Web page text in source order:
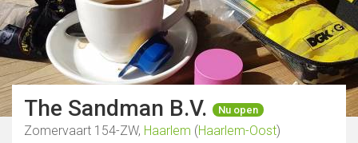
The Sandman B.V. Nu open
Zomervaart 154-ZW, Haarlem (Haarlem-Oost)